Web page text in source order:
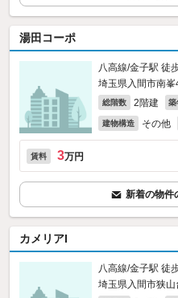
湯田コーポ
八高線/金子駅 徒
埼玉県入間市南
総階数 2階建 築
建物構造 その他
賃料 3万円
新着の物件
カメリアI
八高線/金子駅 徒
埼玉県入間市狭